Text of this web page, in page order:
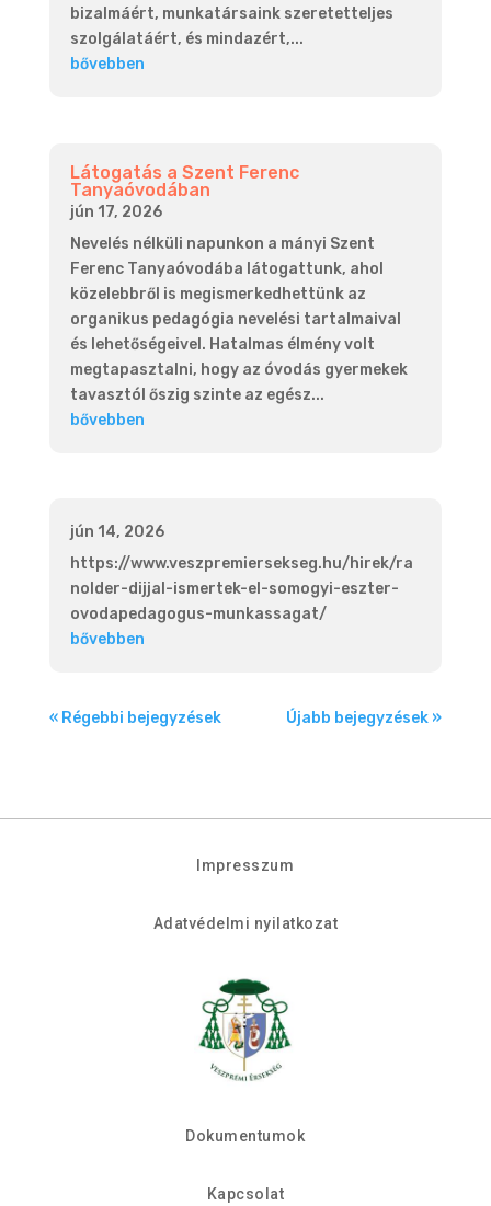
bizalmáért, munkatársaink szeretetteljes
szolgálatáért, és mindazért,...
bővebben
Látogatás a Szent Ferenc
Tanyaóvodában
jún 17, 2026
Nevelés nélküli napunkon a mányi Szent
Ferenc Tanyaóvodába látogattunk, ahol
közelebbről is megismerkedhettünk az
organikus pedagógia nevelési tartalmaival
és lehetőségeivel. Hatalmas élmény volt
megtapasztalni, hogy az óvodás gyermekek
tavasztól őszig szinte az egész...
bővebben
jún 14, 2026
https://www.veszpremiersekseg.hu/hirek/ra
nolder-dijjal-ismertek-el-somogyi-eszter-
ovodapedagogus-munkassagat/
bővebben
« Régebbi bejegyzések Újabb bejegyzések »
Impresszum
Adatvédelmi nyilatkozat
Dokumentumok
Kapcsolat